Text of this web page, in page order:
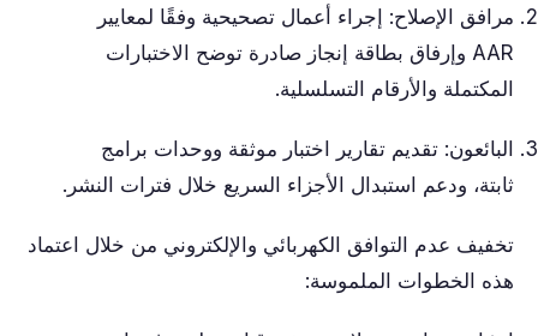
مرافق الإصلاح: إجراء أعمال تصحيحية وفقًا لمعايير
AAR وإرفاق بطاقة إنجاز صادرة توضح الاختبارات
المكتملة والأرقام التسلسلية.
البائعون: تقديم تقارير اختبار موثقة ووحدات برامج
ثابتة، ودعم استبدال الأجزاء السريع خلال فترات النشر.
تخفيف عدم التوافق الكهربائي والإلكتروني من خلال اعتماد
هذه الخطوات الملموسة: